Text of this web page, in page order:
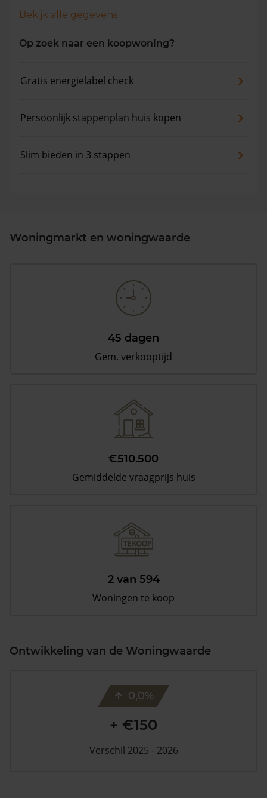
Bekijk alle gegevens
Op zoek naar een koopwoning?
Gratis energielabel check
Persoonlijk stappenplan huis kopen
Slim bieden in 3 stappen
Woningmarkt en woningwaarde
45 dagen
Gem. verkooptijd
€510.500
Gemiddelde vraagprijs huis
2 van 594
Woningen te koop
Ontwikkeling van de Woningwaarde
0,0%
+ €150
Verschil 2025 - 2026